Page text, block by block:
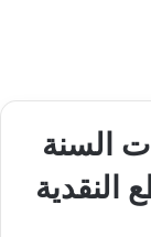
السنة